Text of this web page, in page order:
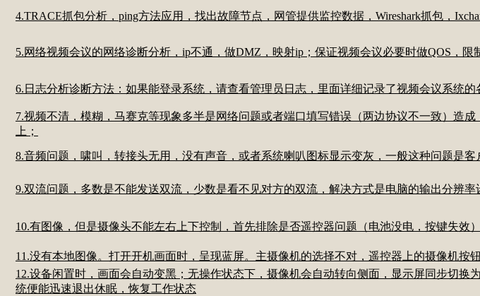
4.TRACE抓包分析，ping方法应用，找出故障节点，网管提供监控数据，Wireshark抓包，
5.网络视频会议的网络诊断分析，ip不通，做DMZ，映射ip；保证视频会议必要时做QOS，
6.日志分析诊断方法：如果能登录系统，请查看管理员日志，里面详细记录了视频会议系统
7.视频不清，模糊，马赛克等现象多半是网络问题或者端口填写错误（两边协议不一致）造
上；
8.音频问题，啸叫，转接头无用，没有声音，或者系统喇叭图标显示变灰，一般这种问题是
9.双流问题，多数是不能发送双流，少数是看不见对方的双流，解决方式是电脑的输出分辨率
10.有图像，但是摄像头不能左右上下控制，首先排除是否遥控器问题（电池没电，按键失效
11.没有本地图像。打开开机画面时，呈现蓝屏。主摄像机的选择不对，遥控器上的摄像机按
12.设备闲置时，画面会自动变黑；无操作状态下，摄像机会自动转向侧面，显示屏同步切
统便能迅速退出休眠，恢复工作状态